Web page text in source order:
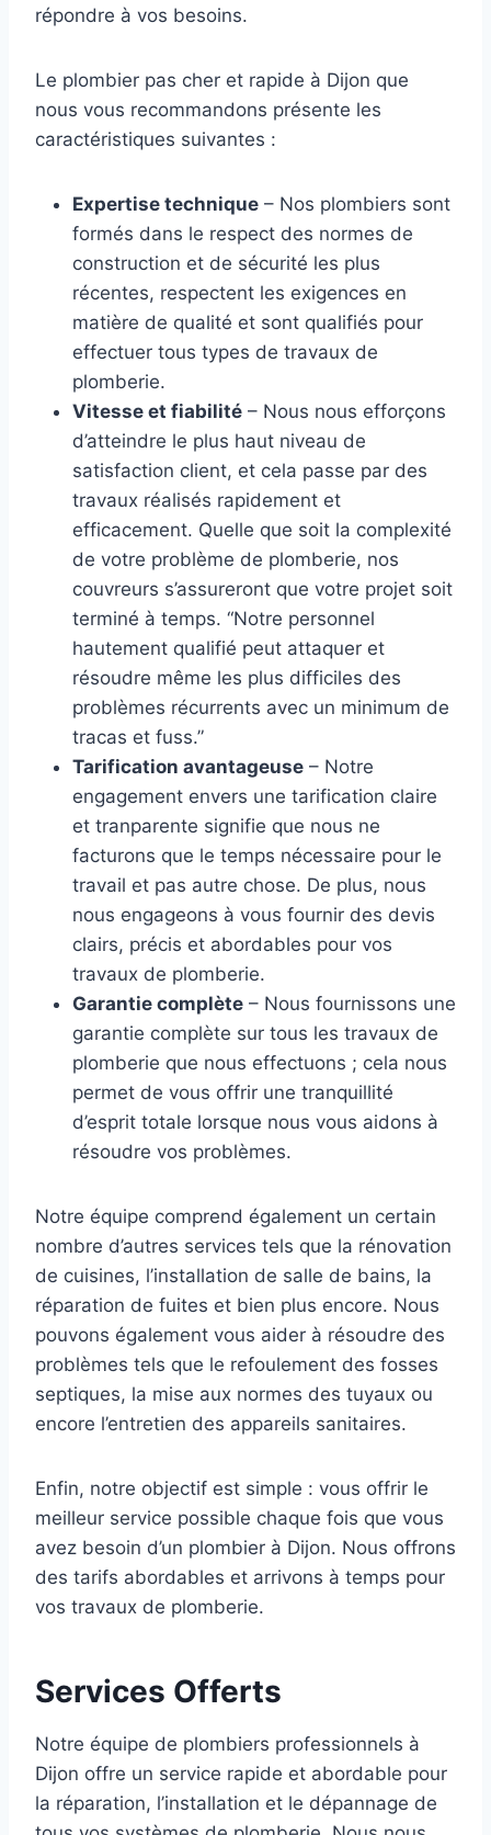
répondre à vos besoins.
Le plombier pas cher et rapide à Dijon que
nous vous recommandons présente les
caractéristiques suivantes :
Expertise technique – Nos plombiers sont
formés dans le respect des normes de
construction et de sécurité les plus
récentes, respectent les exigences en
matière de qualité et sont qualifiés pour
effectuer tous types de travaux de
plomberie.
Vitesse et fiabilité – Nous nous efforçons
d’atteindre le plus haut niveau de
satisfaction client, et cela passe par des
travaux réalisés rapidement et
efficacement. Quelle que soit la complexité
de votre problème de plomberie, nos
couvreurs s’assureront que votre projet soit
terminé à temps. “Notre personnel
hautement qualifié peut attaquer et
résoudre même les plus difficiles des
problèmes récurrents avec un minimum de
tracas et fuss.”
Tarification avantageuse – Notre
engagement envers une tarification claire
et tranparente signifie que nous ne
facturons que le temps nécessaire pour le
travail et pas autre chose. De plus, nous
nous engageons à vous fournir des devis
clairs, précis et abordables pour vos
travaux de plomberie.
Garantie complète – Nous fournissons une
garantie complète sur tous les travaux de
plomberie que nous effectuons ; cela nous
permet de vous offrir une tranquillité
d’esprit totale lorsque nous vous aidons à
résoudre vos problèmes.
Notre équipe comprend également un certain
nombre d’autres services tels que la rénovation
de cuisines, l’installation de salle de bains, la
réparation de fuites et bien plus encore. Nous
pouvons également vous aider à résoudre des
problèmes tels que le refoulement des fosses
septiques, la mise aux normes des tuyaux ou
encore l’entretien des appareils sanitaires.
Enfin, notre objectif est simple : vous offrir le
meilleur service possible chaque fois que vous
avez besoin d’un plombier à Dijon. Nous offrons
des tarifs abordables et arrivons à temps pour
vos travaux de plomberie.
Services Offerts
Notre équipe de plombiers professionnels à
Dijon offre un service rapide et abordable pour
la réparation, l’installation et le dépannage de